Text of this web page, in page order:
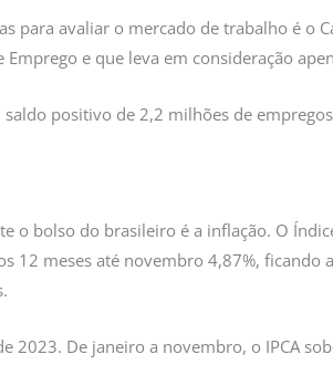
avaliar o mercado de trabalho é o
e que leva em consideração
positivo de 2,2 milhões de
bolso do brasileiro é a inflação. O
12 meses até novembro 4,87%, ficando
2023. De janeiro a novembro, o IPCA